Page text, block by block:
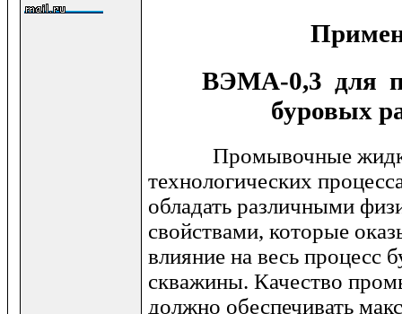
ВЭМА-0,3 для
буровых
Промывочные
технологических
обладать различными
свойствами, которые
влияние на весь процесс
скважины. Качество
должно обеспечивать